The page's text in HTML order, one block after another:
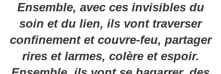
Ensemble, avec ces invisibles du
soin et du lien, ils vont traverser
confinement et couvre-feu, partager
rires et larmes, colère et espoir.